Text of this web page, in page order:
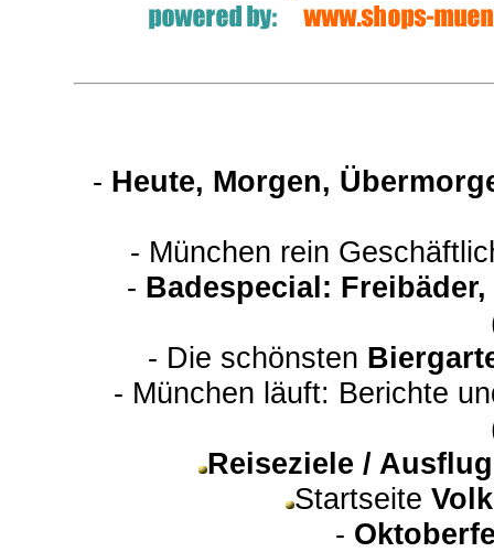
- Heute, Morgen,
- München rein
- Badespecial:
- Die schönsten
- München läuft: Berichte
Reiseziele /
Startseite
-